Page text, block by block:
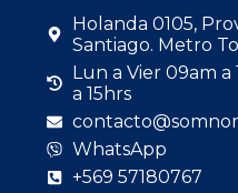
Holanda 0105,
Santiago. Metro
Lun a Vier 09am a
a 15hrs
WhatsApp
+569 57180767